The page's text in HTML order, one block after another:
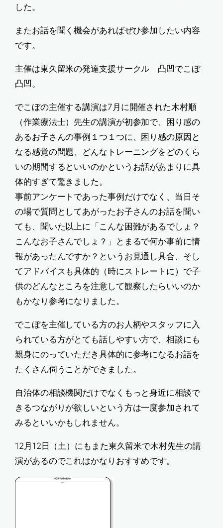
した。
またお話を聞く機会があればぜひ参加したい内容
です。
主催は東久留米の発達支援サークル 凸凹でこぼ
凸凹。
でこぼの主催する講演は7月に開催された木村順
（作業療法士）先生の講演が初参加で、困り感の
あるお子さんの事例１つ１つに、困り感の原因と
なる感覚の問題、どんなトレーニングをどのくら
いの期間するといいのかというお話があまりに具
体的すぎて驚きました。
事前アンケートであった事例だけでなく、当日そ
の場で質問としてあがったお子さんのお話を聞い
ても、聞いた以上に「こんな困難があるでしょ？
こんなお子さんでしょ？」とまるで何か事前に情
報があったんですか？というお見通し具合、そし
てアドバイスも具体的（時にストレートに）で子
供のどんなところを注意して観察したらいいのか
もかなり参考になりました。
でこぼを主催している方のお人柄やスタッフに入
られている方がとても話しやすい方で、相談にも
親身にのっていただき具体的に参考になるお話を
たくさん伺うことができました。
自治体の相談機関だけでなくもっと身近に相談で
きるつながりが欲しいという方は一度参加されて
みるといいかもしれません。
12月12日（土）にもまた東久留米で木村先生の講
演があるのでこれはかなりおすすめです。